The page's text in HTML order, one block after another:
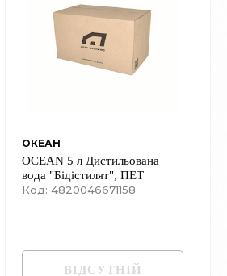
ОКЕАН
OCEAN 5 л Дистильована
вода "Бідістилят", ПЕТ
Код: 4820046671158
ВІДСУТНІЙ